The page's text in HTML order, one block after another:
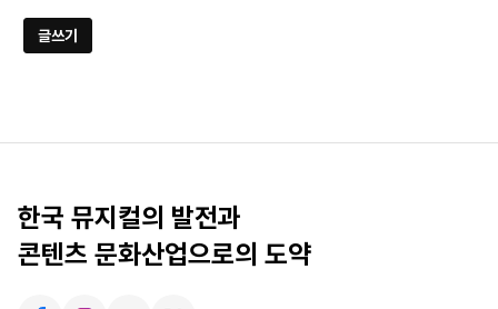
글쓰기
한국 뮤지컬의 발전과
콘텐츠 문화산업으로의 도약